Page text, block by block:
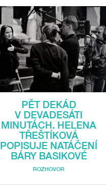
PĚT DEKÁD
V DEVADESÁTI
MINUTÁCH. HELENA
TŘEŠTÍKOVÁ
POPISUJE NATÁČENÍ
BÁRY BASIKOVÉ
ROZHOVOR